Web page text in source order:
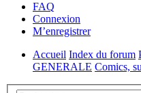
FAQ
Connexion
M’enregistrer
Accueil Index du forum
GENERALE Comics,